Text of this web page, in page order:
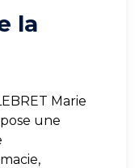
la
Marie
une